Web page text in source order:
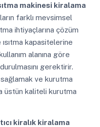
makinesi kiralama
farklı mevsimsel
ihtiyaçlarına çözüm
kapasitelerine
alanına göre
gerektirir.
ve kurutma
üstün kaliteli kurutma
kiralık kiralama